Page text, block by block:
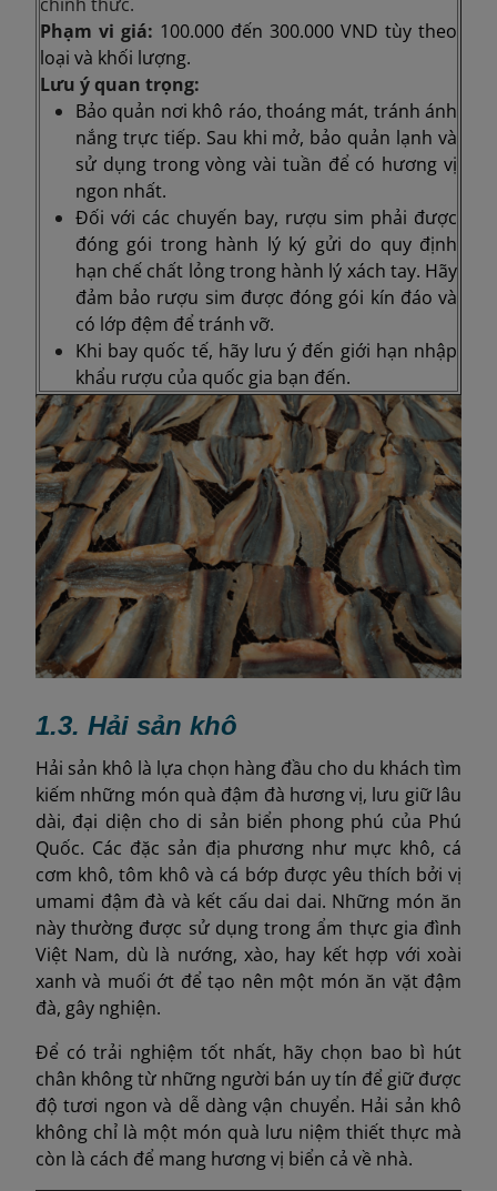
Phạm vi giá: 100.000 đến 300.000 VND tùy theo
loại và khối lượng.
Lưu ý quan trọng:
Bảo quản nơi khô ráo, thoáng mát, tránh ánh
nắng trực tiếp. Sau khi mở, bảo quản lạnh và
sử dụng trong vòng vài tuần để có hương vị
ngon nhất.
Đối với các chuyến bay, rượu sim phải được
đóng gói trong hành lý ký gửi do quy định
hạn chế chất lỏng trong hành lý xách tay. Hãy
đảm bảo rượu sim được đóng gói kín đáo và
có lớp đệm để tránh vỡ.
Khi bay quốc tế, hãy lưu ý đến giới hạn nhập
khẩu rượu của quốc gia bạn đến.
1.3. Hải sản khô
Hải sản khô là lựa chọn hàng đầu cho du khách tìm
kiếm những món quà đậm đà hương vị, lưu giữ lâu
dài, đại diện cho di sản biển phong phú của Phú
Quốc. Các đặc sản địa phương như mực khô, cá
cơm khô, tôm khô và cá bớp được yêu thích bởi vị
umami đậm đà và kết cấu dai dai. Những món ăn
này thường được sử dụng trong ẩm thực gia đình
Việt Nam, dù là nướng, xào, hay kết hợp với xoài
xanh và muối ớt để tạo nên một món ăn vặt đậm
đà, gây nghiện.
Để có trải nghiệm tốt nhất, hãy chọn bao bì hút
chân không từ những người bán uy tín để giữ được
độ tươi ngon và dễ dàng vận chuyển. Hải sản khô
không chỉ là một món quà lưu niệm thiết thực mà
còn là cách để mang hương vị biển cả về nhà.